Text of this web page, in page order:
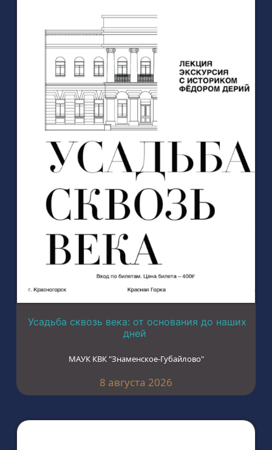
Усадьба сквозь века: от основания до наших
дней
МАУК КВК "Знаменское-Губайлово"
8 августа 2026